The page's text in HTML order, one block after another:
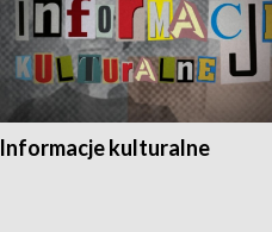
Informacje kulturalne